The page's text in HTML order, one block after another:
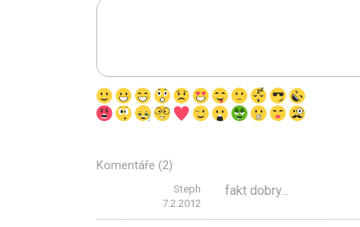
Komentáře (2)
Steph
7.2.2012
fakt dobry...